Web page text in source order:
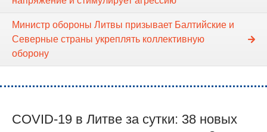
Министр обороны Литвы призывает Балтийские и
Северные страны укреплять коллективную
оборону
COVID-19 в Литве за сутки: 38 новых